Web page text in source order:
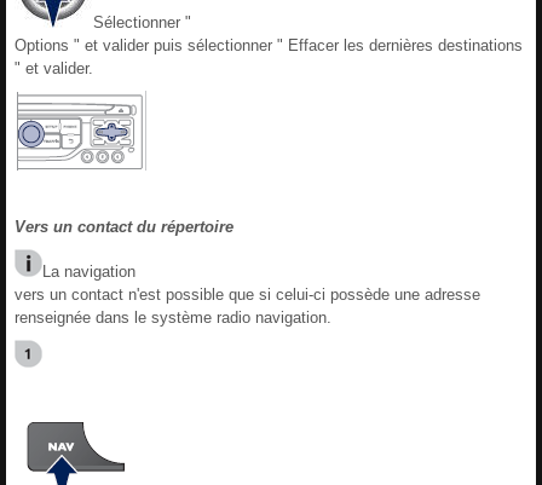
Sélectionner "
Options " et valider puis sélectionner " Effacer les dernières destinations
" et valider.
Vers un contact du répertoire
La navigation
vers un contact n'est possible que si celui-ci possède une adresse
renseignée dans le système radio navigation.